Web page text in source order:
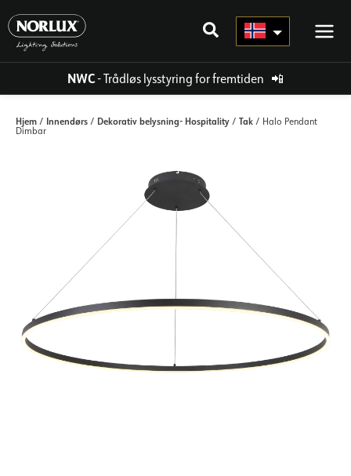
rett
innholdet
NWC- Trådløs lysstyring for fremtiden 📲
Hjem / Innendørs / Dekorativ belysning- Hospitality / Tak / Halo Pendant
Dimbar